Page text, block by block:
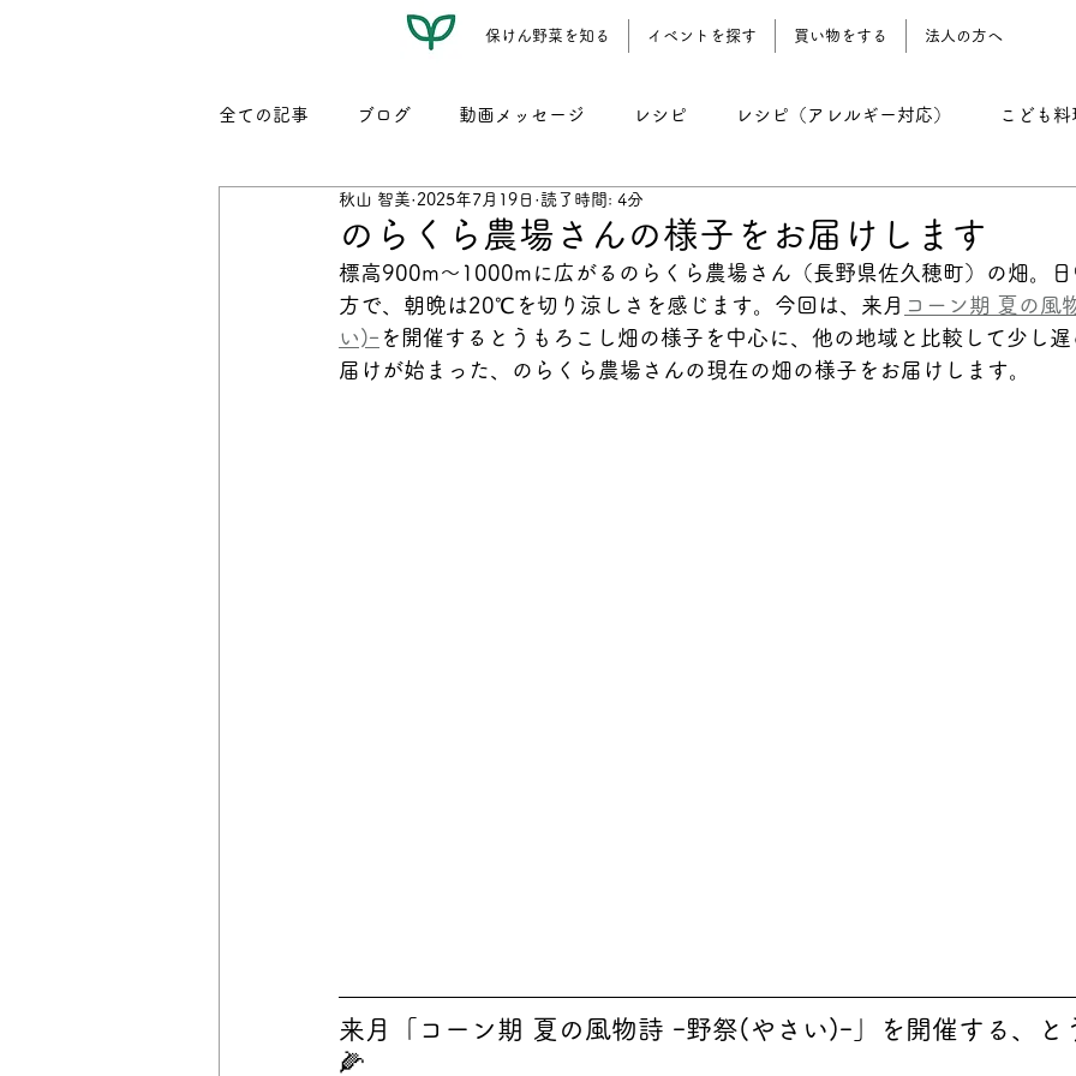
保けん野菜を知る イベントを探す 買い物をする 法人の方へ
全ての記事 ブログ 動画メッセージ レシピ レシピ（アレルギー対応） こども料
レシピ（名もなき我が家料理） レシピ（野菜おやつ）
のらくら農場さんの様子をお届けします
秋山 智美 2025年7月19日 読了時間: 4分
標高900m～1000mに広がるのらくら農場さん（長野県佐久穂町）の畑。
方で、朝晩は20℃を切り涼しさを感じます。今回は、来月 コーン期 夏の風
い)ｰ を開催するとうもろこし畑の様子を中心に、他の地域と比較して少し
届けが始まった、のらくら農場さんの現在の畑の様子をお届けします。
来月「コーン期 夏の風物詩 ｰ野祭(やさい)ｰ」を開催する、と
🌽